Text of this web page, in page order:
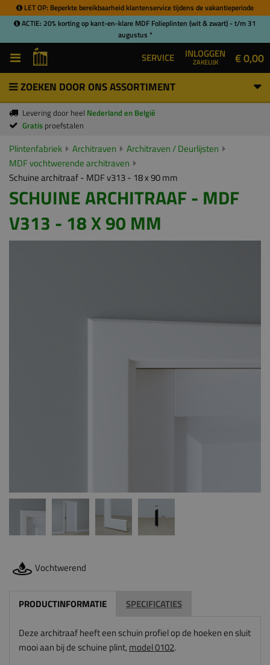
LET OP: Beperkte bereikbaarheid klantenservice tijdens de vakantieperiode
ACTIE: 20% korting op kant-en-klare MDF Folieplinten (wit & zwart) - t/m 31
augustus *
SERVICE INLOGGEN
ZAKELIJK € 0,00
ZOEKEN DOOR ONS ASSORTIMENT
Levering door heel Nederland en België
Gratis proefstalen
Plintenfabriek Architraven
Architraven / Deurlijsten
MDF vochtwerende architraven
Schuine architraaf - MDF v313 - 18 x 90 mm
SCHUINE ARCHITRAAF - MDF
V313 - 18 X 90 MM
Vochtwerend
PRODUCTINFORMATIE SPECIFICATIES
Deze architraaf heeft een schuin profiel op de hoeken en sluit
mooi aan bij de schuine plint,model 0102.